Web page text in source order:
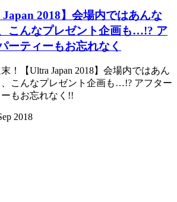
Japan 2018】会場内ではあんな
こんなプレゼント企画も…!? ア
ーティーもお忘れなく
！【Ultra Japan 2018】会場内ではあん
こんなプレゼント企画も…!? アフター
もお忘れなく!!
2018